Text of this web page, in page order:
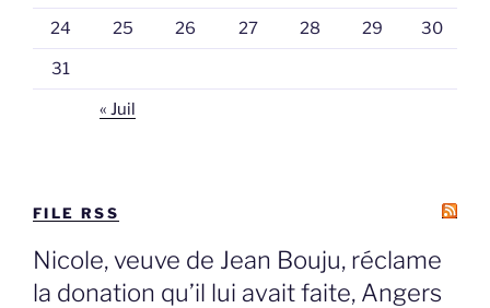
24 25 26 27 28 29 30
31
« Juil
FILE RSS
Nicole, veuve de Jean Bouju, réclame
la donation qu’il lui avait faite, Angers